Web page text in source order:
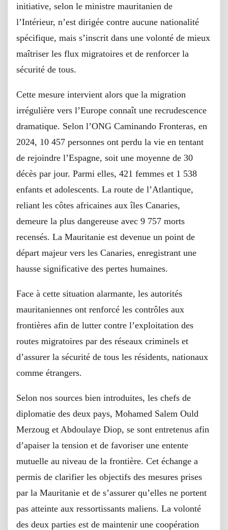
initiative, selon le ministre mauritanien de
l’Intérieur, n’est dirigée contre aucune nationalité
spécifique, mais s’inscrit dans une volonté de mieux
maîtriser les flux migratoires et de renforcer la
sécurité de tous.
Cette mesure intervient alors que la migration
irrégulière vers l’Europe connaît une recrudescence
dramatique. Selon l’ONG Caminando Fronteras, en
2024, 10 457 personnes ont perdu la vie en tentant
de rejoindre l’Espagne, soit une moyenne de 30
décès par jour. Parmi elles, 421 femmes et 1 538
enfants et adolescents. La route de l’Atlantique,
reliant les côtes africaines aux îles Canaries,
demeure la plus dangereuse avec 9 757 morts
recensés. La Mauritanie est devenue un point de
départ majeur vers les Canaries, enregistrant une
hausse significative des pertes humaines.
Face à cette situation alarmante, les autorités
mauritaniennes ont renforcé les contrôles aux
frontières afin de lutter contre l’exploitation des
routes migratoires par des réseaux criminels et
d’assurer la sécurité de tous les résidents, nationaux
comme étrangers.
Selon nos sources bien introduites, les chefs de
diplomatie des deux pays, Mohamed Salem Ould
Merzoug et Abdoulaye Diop, se sont entretenus afin
d’apaiser la tension et de favoriser une entente
mutuelle au niveau de la frontière. Cet échange a
permis de clarifier les objectifs des mesures prises
par la Mauritanie et de s’assurer qu’elles ne portent
pas atteinte aux ressortissants maliens. La volonté
des deux parties est de maintenir une coopération